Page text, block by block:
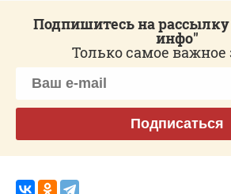
Подпишитесь на
инфо"
Только самое важное
Подписаться